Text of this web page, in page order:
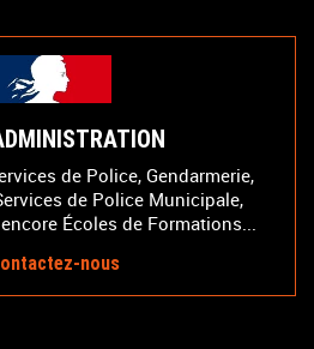
de Police, Gendarmerie,
de Police Municipale,
Écoles de Formations...
nous